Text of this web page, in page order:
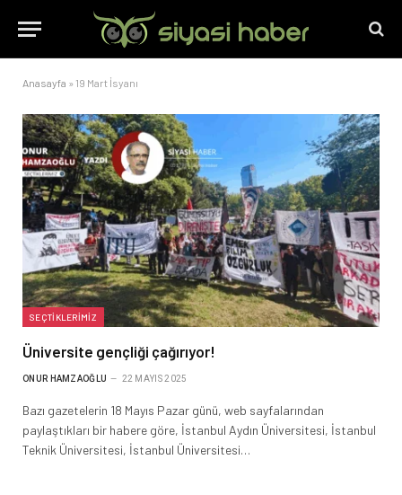
Anasayfa » 19 Mart İsyanı
SEÇTIKLERIMIZ
Üniversite gençliği çağırıyor!
ONUR HAMZAOĞLU 22 MAYIS 2025
Bazı gazetelerin 18 Mayıs Pazar günü, web sayfalarından
paylaştıkları bir habere göre, İstanbul Aydın Üniversitesi, İstanbul
Teknik Üniversitesi, İstanbul Üniversitesi…